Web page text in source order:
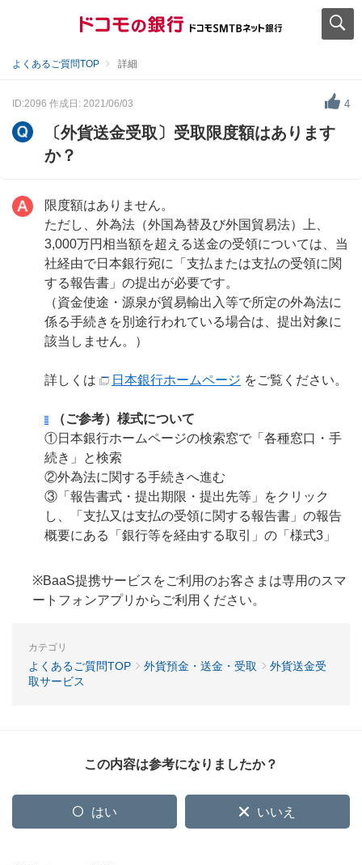
よくあるご質問TOP 詳細
ID:2096 作成日: 2021/06/03 4
〔外貨送金受取〕受取限度額はあります
か？
限度額はありません。
ただし、外為法（外国為替及び外国貿易法）上、
3,000万円相当額を超える送金の受領については、当
社経由で日本銀行宛に「支払または支払の受領に関
する報告書」の提出が必要です。
（資金使途・源泉が貿易輸出入等で所定の外為法に
係る手続きを別途行われている場合は、提出対象に
該当しません。）
詳しくは 日本銀行ホームページ をご覧ください。
（ご参考）様式について
①日本銀行ホームページの検索窓で「各種窓口・手
続き」と検索
②外為法に関する手続きへ進む
③「報告書式・提出期限・提出先等」をクリック
し、「支払又は支払の受領に関する報告書」の報告
概要にある「銀行等を経由する取引」の「様式3」
※BaaS提携サービスをご利用のお客さまは専用のスマ
ートフォンアプリからご利用ください。
カテゴリ
よくあるご質問TOP 外貨預金・送金・受取
外貨送金受
取サービス
この内容は参考になりましたか？
はい いいえ